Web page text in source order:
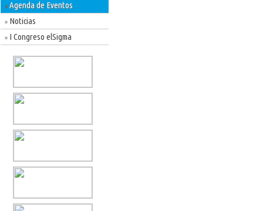
» Agenda de Eventos
» Noticias
» I Congreso elSigma